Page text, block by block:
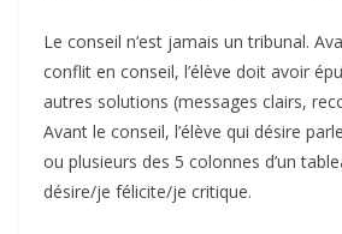
Le conseil n’est jamais un tribunal.
conflit en conseil, l’élève doit avoir
autres solutions (messages clairs,
Avant le conseil, l’élève qui désire
ou plusieurs des 5 colonnes d’un
désire/je félicite/je critique.